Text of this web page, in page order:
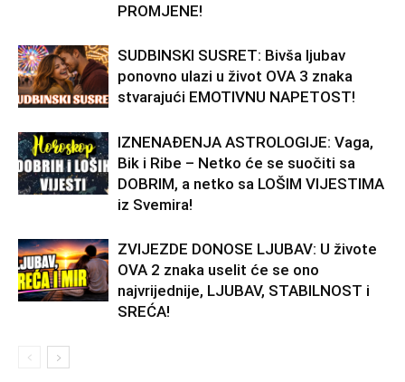
PROMJENE!
SUDBINSKI SUSRET: Bivša ljubav
ponovno ulazi u život OVA 3 znaka
stvarajući EMOTIVNU NAPETOST!
IZNENAĐENJA ASTROLOGIJE: Vaga,
Bik i Ribe – Netko će se suočiti sa
DOBRIM, a netko sa LOŠIM VIJESTIMA
iz Svemira!
ZVIJEZDE DONOSE LJUBAV: U živote
OVA 2 znaka uselit će se ono
najvrijednije, LJUBAV, STABILNOST i
SREĆA!